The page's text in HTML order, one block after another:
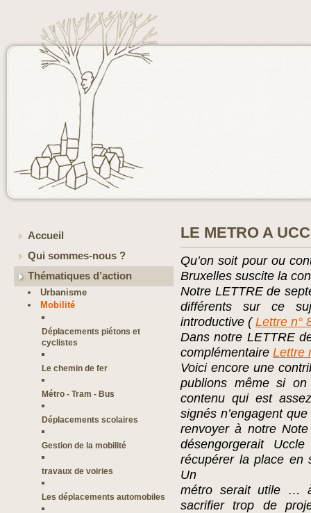
Accueil
Qui sommes-nous ?
Thématiques d’action
Urbanisme
Mobilité
Déplacements piétons et
cyclistes
Le chemin de fer
Métro - Tram - Bus
Déplacements scolaires
Gestion de la mobilité
travaux de voiries
Les déplacements automobiles
LE METRO A
Qu’on soit pour ou
Bruxelles suscite la
Notre LETTRE de
différents sur ce
introductive (Lettre n°
Dans notre LETTRE
complémentaire Lettre
Voici encore une
publions même si
contenu qui est
signés n’engagent
renvoyer à notre
désengorgerait
récupérer la place en
Un
métro serait utile …
sacrifier trop de